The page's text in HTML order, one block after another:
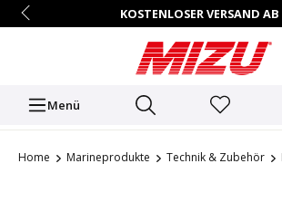
KOSTENLOSER VERSAND
14 TAGE RÜCKGABERECHT
HÄNDLER-ZUGANG AUF
+49 (0)7731/9067-0
Mo.–Fr. • 9:00
Menü
Home Marineprodukte Technik & Zubehör